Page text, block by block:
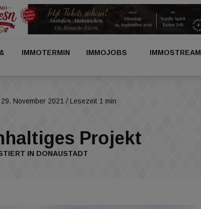
IMMOTERMIN IMMOJOBS IMMOSTREAM
29. November 2021 / Lesezeit 1 min
Projekt
IN DONAUSTADT